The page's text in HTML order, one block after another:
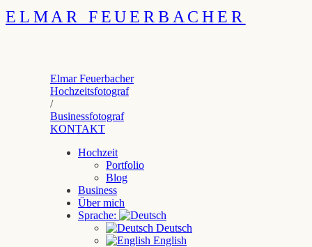
ELMAR FEUERBACHER
Elmar Feuerbacher
Hochzeitsfotograf
/
Businessfotograf
KONTAKT
Hochzeit
Portfolio
Blog
Business
Über mich
Sprache:
Deutsch
English